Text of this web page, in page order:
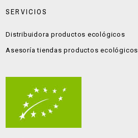
SERVICIOS
Distribuidora productos ecológicos
Asesoría tiendas productos ecológicos